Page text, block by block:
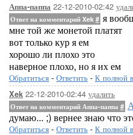
Аппа-паппа 22-12-2010-02:42
Ответ на комментарий Xek # я
мне той же монетой платят
вот только кур я ем
хорошо ли плохо это
наверное плохо, но я их ем
Обратиться - Ответить - К полной
Xek 22-12-2010-02:44 удалить
Ответ на комментарий Аппа-паппа #
думаю... ;) вернее знаю что
Обратиться - Ответить - К полной